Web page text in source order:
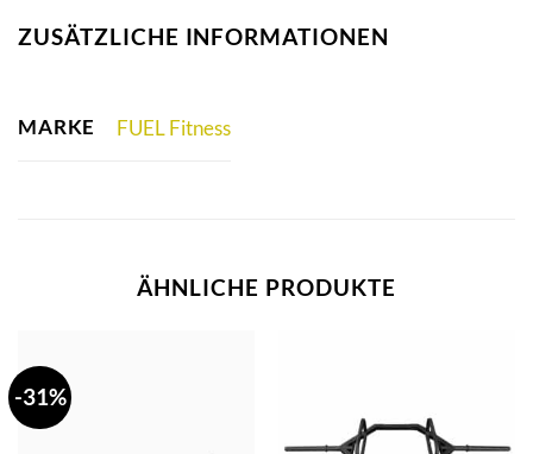
ZUSÄTZLICHE INFORMATIONEN
MARKE FUEL Fitness
ÄHNLICHE PRODUKTE
-31%